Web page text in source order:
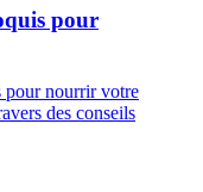
pour
pour nourrir votre
des conseils